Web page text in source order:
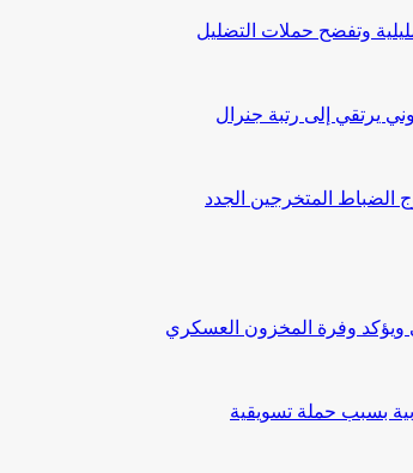
وتفضح حملات التضليل
يرتقي إلى رتبة جنرال
الضباط المتخرجين الجدد
ويؤكد وفرة المخزون العسكري
بسبب حملة تسويقية